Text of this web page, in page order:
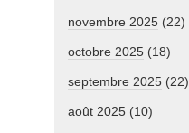
novembre 2025 (22)
octobre 2025 (18)
septembre 2025 (22)
août 2025 (10)